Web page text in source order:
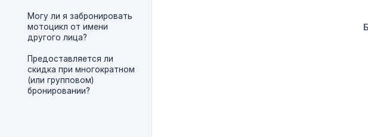
Могу ли я забронировать
мотоцикл от имени
другого лица?
Предоставляется ли
скидка при многократном
(или групповом)
бронировании?